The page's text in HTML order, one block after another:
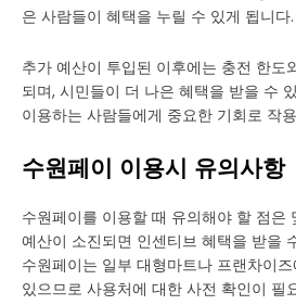
은 사람들이 혜택을 누릴 수 있게 됩니다.
추가 예산이 투입된 이후에는 충전 한도
되며, 시민들이 더 나은 혜택을 받을 수
이용하는 사람들에게 중요한 기회로 작
수원페이 이용시 유의사항
수원페이를 이용할 때 유의해야 할 점은
예산이 소진되면 인센티브 혜택을 받을
수원페이는 일부 대형마트나 프랜차이
있으므로 사용처에 대한 사전 확인이 필